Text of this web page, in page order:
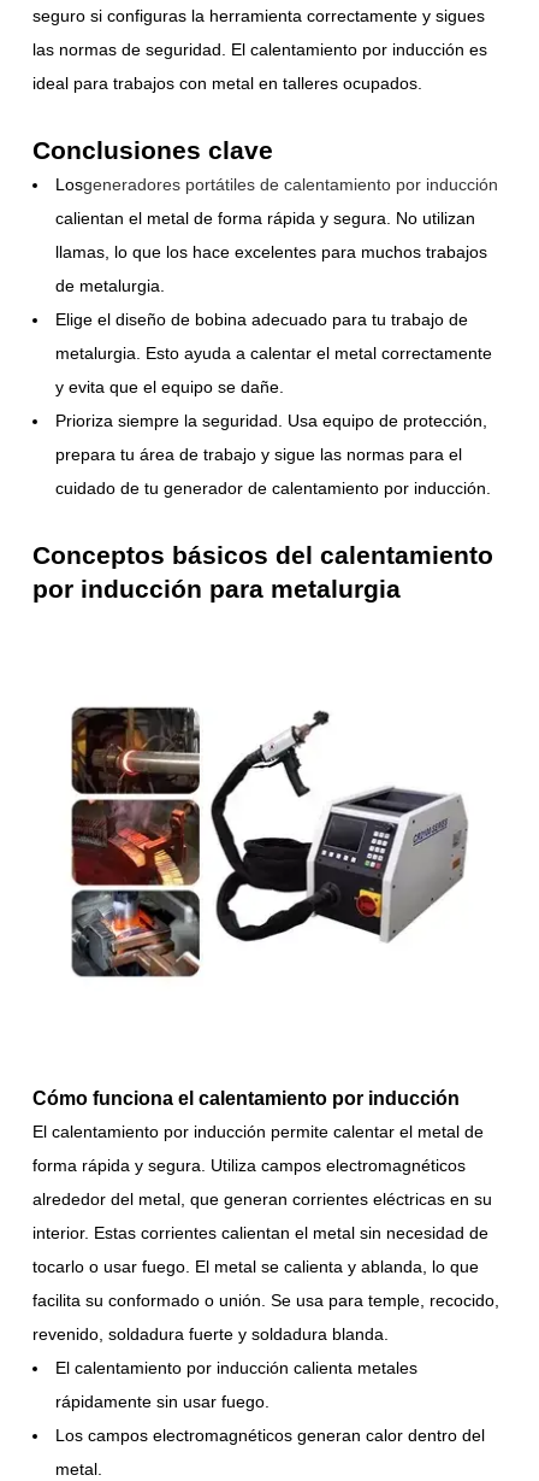
seguro si configuras la herramienta correctamente y sigues
las normas de seguridad. El calentamiento por inducción es
ideal para trabajos con metal en talleres ocupados.
Conclusiones clave
Losgeneradores portátiles de calentamiento por inducción
calientan el metal de forma rápida y segura. No utilizan
llamas, lo que los hace excelentes para muchos trabajos
de metalurgia.
Elige el diseño de bobina adecuado para tu trabajo de
metalurgia. Esto ayuda a calentar el metal correctamente
y evita que el equipo se dañe.
Prioriza siempre la seguridad. Usa equipo de protección,
prepara tu área de trabajo y sigue las normas para el
cuidado de tu generador de calentamiento por inducción.
Conceptos básicos del calentamiento
por inducción para metalurgia
Cómo funciona el calentamiento por inducción
El calentamiento por inducción permite calentar el metal de
forma rápida y segura. Utiliza campos electromagnéticos
alrededor del metal, que generan corrientes eléctricas en su
interior. Estas corrientes calientan el metal sin necesidad de
tocarlo o usar fuego. El metal se calienta y ablanda, lo que
facilita su conformado o unión. Se usa para temple, recocido,
revenido, soldadura fuerte y soldadura blanda.
El calentamiento por inducción calienta metales
rápidamente sin usar fuego.
Los campos electromagnéticos generan calor dentro del
metal.